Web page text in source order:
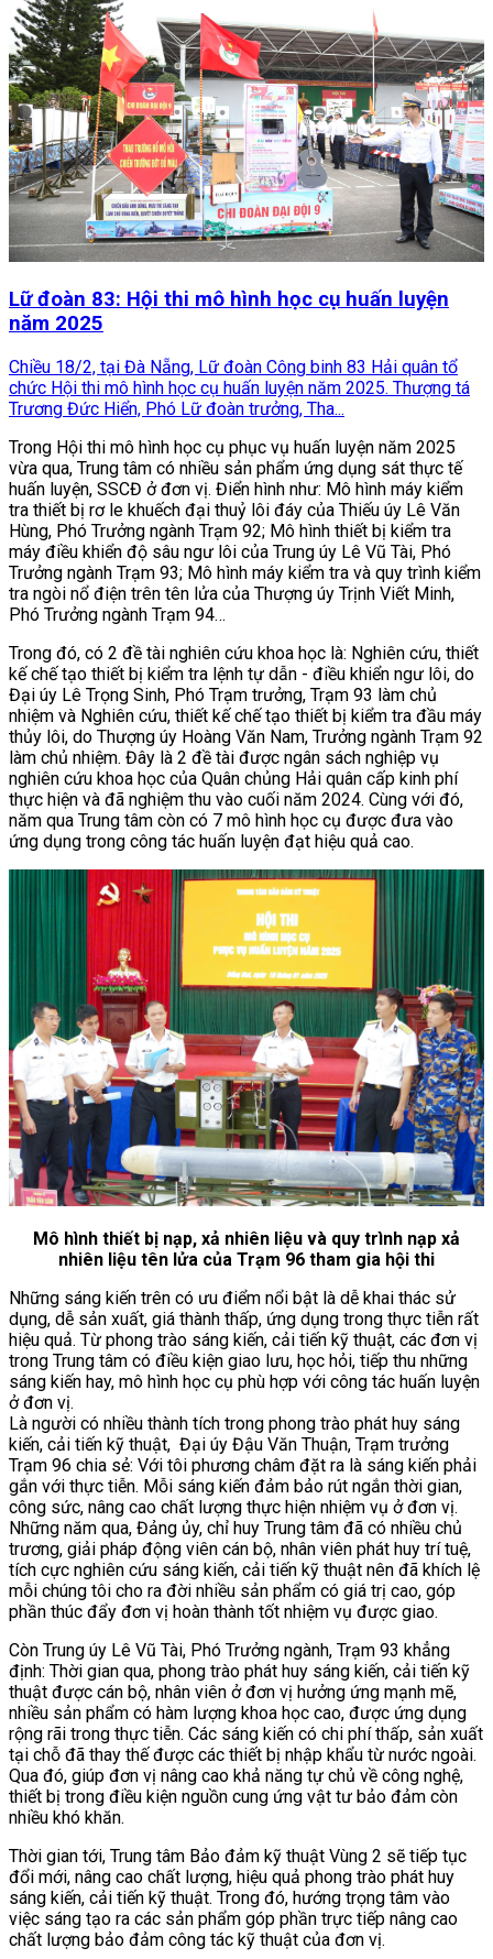
Lữ đoàn 83: Hội thi mô hình học cụ huấn luyện
năm 2025
Chiều 18/2, tại Đà Nẵng, Lữ đoàn Công binh 83 Hải quân tổ
chức Hội thi mô hình học cụ huấn luyện năm 2025. Thượng tá
Trương Đức Hiển, Phó Lữ đoàn trưởng, Tha...
Trong Hội thi mô hình học cụ phục vụ huấn luyện năm 2025
vừa qua, Trung tâm có nhiều sản phẩm ứng dụng sát thực tế
huấn luyện, SSCĐ ở đơn vị. Điển hình như: Mô hình máy kiểm
tra thiết bị rơ le khuếch đại thuỷ lôi đáy của Thiếu úy Lê Văn
Hùng, Phó Trưởng ngành Trạm 92; Mô hình thiết bị kiểm tra
máy điều khiển độ sâu ngư lôi của Trung úy Lê Vũ Tài, Phó
Trưởng ngành Trạm 93; Mô hình máy kiểm tra và quy trình kiểm
tra ngòi nổ điện trên tên lửa của Thượng úy Trịnh Viết Minh,
Phó Trưởng ngành Trạm 94…
Trong đó, có 2 đề tài nghiên cứu khoa học là: Nghiên cứu, thiết
kế chế tạo thiết bị kiểm tra lệnh tự dẫn - điều khiển ngư lôi, do
Đại úy Lê Trọng Sinh, Phó Trạm trưởng, Trạm 93 làm chủ
nhiệm và Nghiên cứu, thiết kế chế tạo thiết bị kiểm tra đầu máy
thủy lôi, do Thượng úy Hoàng Văn Nam, Trưởng ngành Trạm 92
làm chủ nhiệm. Đây là 2 đề tài được ngân sách nghiệp vụ
nghiên cứu khoa học của Quân chủng Hải quân cấp kinh phí
thực hiện và đã nghiệm thu vào cuối năm 2024. Cùng với đó,
năm qua Trung tâm còn có 7 mô hình học cụ được đưa vào
ứng dụng trong công tác huấn luyện đạt hiệu quả cao.
Mô hình thiết bị nạp, xả nhiên liệu và quy trình nạp xả
nhiên liệu tên lửa của Trạm 96 tham gia hội thi
Những sáng kiến trên có ưu điểm nổi bật là dễ khai thác sử
dụng, dễ sản xuất, giá thành thấp, ứng dụng trong thực tiễn rất
hiệu quả. Từ phong trào sáng kiến, cải tiến kỹ thuật, các đơn vị
trong Trung tâm có điều kiện giao lưu, học hỏi, tiếp thu những
sáng kiến hay, mô hình học cụ phù hợp với công tác huấn luyện
ở đơn vị.
Là người có nhiều thành tích trong phong trào phát huy sáng
kiến, cải tiến kỹ thuật, Đại úy Đậu Văn Thuận, Trạm trưởng
Trạm 96 chia sẻ: Với tôi phương châm đặt ra là sáng kiến phải
gắn với thực tiễn. Mỗi sáng kiến đảm bảo rút ngắn thời gian,
công sức, nâng cao chất lượng thực hiện nhiệm vụ ở đơn vị.
Những năm qua, Đảng ủy, chỉ huy Trung tâm đã có nhiều chủ
trương, giải pháp động viên cán bộ, nhân viên phát huy trí tuệ,
tích cực nghiên cứu sáng kiến, cải tiến kỹ thuật nên đã khích lệ
mỗi chúng tôi cho ra đời nhiều sản phẩm có giá trị cao, góp
phần thúc đẩy đơn vị hoàn thành tốt nhiệm vụ được giao.
Còn Trung úy Lê Vũ Tài, Phó Trưởng ngành, Trạm 93 khẳng
định: Thời gian qua, phong trào phát huy sáng kiến, cải tiến kỹ
thuật được cán bộ, nhân viên ở đơn vị hưởng ứng mạnh mẽ,
nhiều sản phẩm có hàm lượng khoa học cao, được ứng dụng
rộng rãi trong thực tiễn. Các sáng kiến có chi phí thấp, sản xuất
tại chỗ đã thay thế được các thiết bị nhập khẩu từ nước ngoài.
Qua đó, giúp đơn vị nâng cao khả năng tự chủ về công nghệ,
thiết bị trong điều kiện nguồn cung ứng vật tư bảo đảm còn
nhiều khó khăn.
Thời gian tới, Trung tâm Bảo đảm kỹ thuật Vùng 2 sẽ tiếp tục
đổi mới, nâng cao chất lượng, hiệu quả phong trào phát huy
sáng kiến, cải tiến kỹ thuật. Trong đó, hướng trọng tâm vào
việc sáng tạo ra các sản phẩm góp phần trực tiếp nâng cao
chất lượng bảo đảm công tác kỹ thuật của đơn vị.